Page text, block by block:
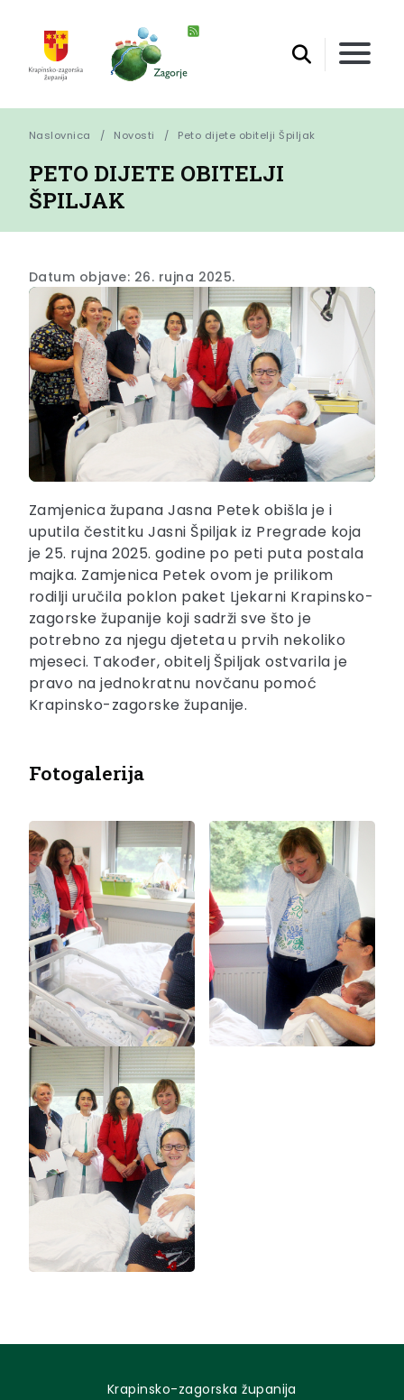
Naslovnica Novosti Peto dijete obitelji Špiljak
PETO DIJETE OBITELJI
ŠPILJAK
Datum objave: 26. rujna 2025.
Zamjenica župana Jasna Petek obišla je i
uputila čestitku Jasni Špiljak iz Pregrade koja
je 25. rujna 2025. godine po peti puta postala
majka. Zamjenica Petek ovom je prilikom
rodilji uručila poklon paket Ljekarni Krapinsko-
zagorske županije koji sadrži sve što je
potrebno za njegu djeteta u prvih nekoliko
mjeseci. Također, obitelj Špiljak ostvarila je
pravo na jednokratnu novčanu pomoć
Krapinsko-zagorske županije.
Fotogalerija
Krapinsko-zagorska županija